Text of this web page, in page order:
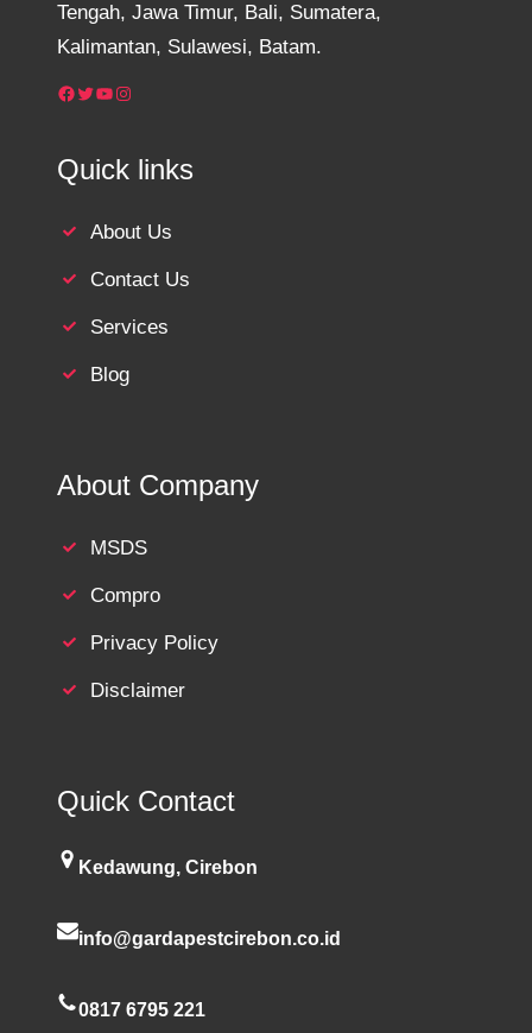
Tengah, Jawa Timur, Bali, Sumatera,
Kalimantan, Sulawesi, Batam.
Facebook Twitter YouTube Instagram
Quick links
About Us
Contact Us
Services
Blog
About Company
MSDS
Compro
Privacy Policy
Disclaimer
Quick Contact
Kedawung, Cirebon
info@gardapestcirebon.co.id
0817 6795 221